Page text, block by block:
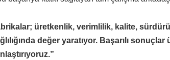
üretkenlik, verimlilik, kalite,
değer yaratıyor. Başarılı